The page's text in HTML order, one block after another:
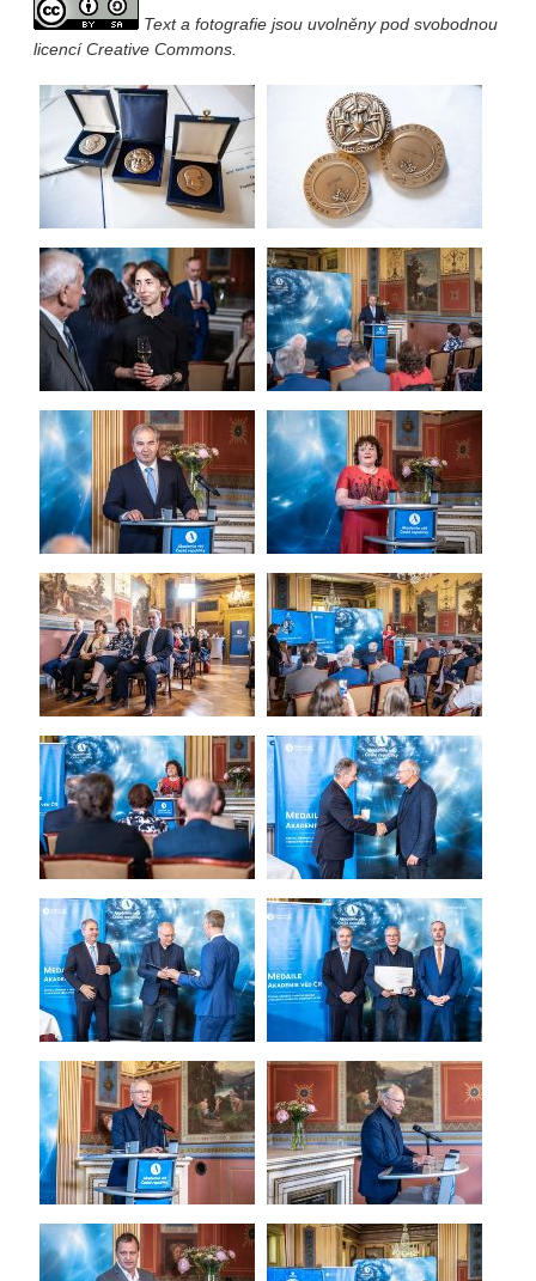
Text a fotografie jsou uvolněny pod svobodnou
licencí Creative Commons.